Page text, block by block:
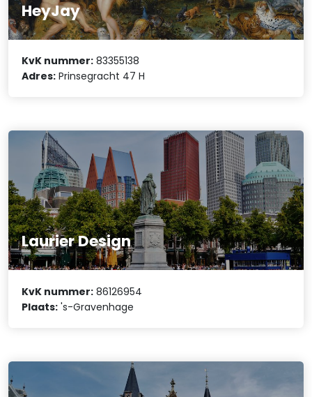
HeyJay
KvK nummer: 83355138
Adres: Prinsegracht 47 H
Laurier Design
KvK nummer: 86126954
Plaats: 's-Gravenhage